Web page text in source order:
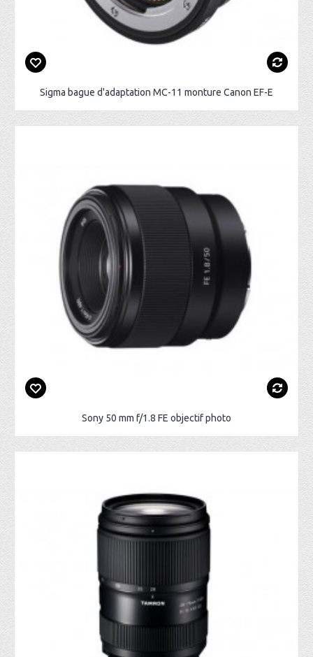
Sigma bague d'adaptation MC-11 monture Canon EF-E
Sony 50 mm f/1.8 FE objectif photo